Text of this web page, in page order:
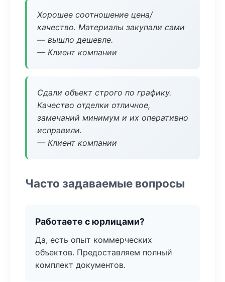
Хорошее соотношение цена/
качество. Материалы закупали сами
— вышло дешевле.
— Клиент компании
Сдали объект строго по графику.
Качество отделки отличное,
замечаний минимум и их оперативно
исправили.
— Клиент компании
Часто задаваемые вопросы
Работаете с юрлицами?
Да, есть опыт коммерческих
объектов. Предоставляем полный
комплект документов.